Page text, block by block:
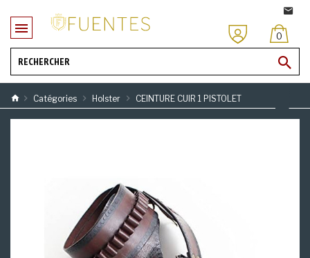
0
Catégories Holster CEINTURE CUIR 1 PISTOLET